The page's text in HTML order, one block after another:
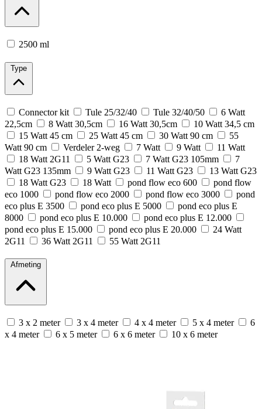
2500 ml
Type
Connector kit Tule 25/32/40 Tule 32/40/50
6 Watt
22,5cm
8 Watt 30,5cm 16 Watt 30,5cm
10 Watt 34,5 cm
15 Watt 45 cm
25 Watt 45 cm 30 Watt 90 cm
55
Watt 90 cm
Verdeler 2-weg 7 Watt 9 Watt
11 Watt
18 Watt 2G11
5 Watt G23 7 Watt G23 105mm
7
Watt G23 135mm
9 Watt G23 11 Watt G23
13 Watt G23
18 Watt G23
18 Watt pond flow eco 600
pond flow
eco 1000
pond flow eco 2000 pond flow eco 3000
pond
eco plus E 3500
pond eco plus E 5000
pond eco plus E
8000
pond eco plus E 10.000
pond eco plus E 12.000
pond eco plus E 15.000
pond eco plus E 20.000
24 Watt
2G11
36 Watt 2G11 55 Watt 2G11
Afmeting
3 x 2 meter 3 x 4 meter 4 x 4 meter 5 x 4 meter
6
x 4 meter
6 x 5 meter 6 x 6 meter 10 x 6 meter